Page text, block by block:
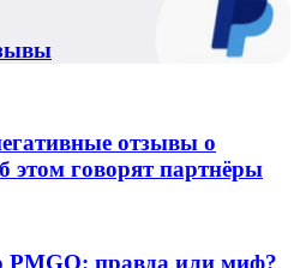
отзывы о
этом говорят партнёры
PMGO: правда или миф?